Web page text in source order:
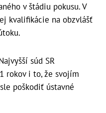
v štádiu pokusu. V
kvalifikácie na obzvlášť
súd SR
rokov i to, že svojím
poškodiť ústavné